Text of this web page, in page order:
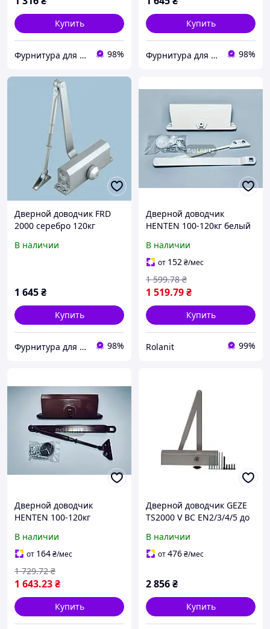
Купить
Фурнитура для окон и дверей 98%
Купить
Фурнитура для окон и дверей 98%
Дверной доводчик FRD
2000 серебро 120кг
В наличии
1 645₴
Купить
Фурнитура для окон и дверей 98%
Дверной доводчик
HENTEN 100-120кг белый
В наличии
от 152₴/мес
1 519.79₴
1 599.78 ₴
Купить
Rolanit 99%
Дверной доводчик
HENTEN 100-120кг
В наличии
от 164₴/мес
1 643.23₴
1 729.72 ₴
Купить
Дверной доводчик GEZE
TS2000 V BC EN2/3/4/5 до
(TS2000VBC S)
В наличии
от476₴/мес
2 856₴
Купить